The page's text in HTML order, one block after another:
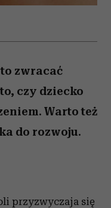
zwracać
czy dziecko
Warto też
do rozwoju.
przyzwyczaja się